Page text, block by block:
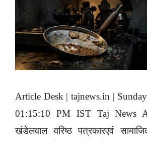
Article Desk | tajnews.in |
01:15:10 PM IST Taj News
खंडेलवाल वरिष्ठ पत्रकारएवं